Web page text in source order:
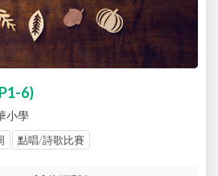
6)
小學
點唱/詩歌比賽